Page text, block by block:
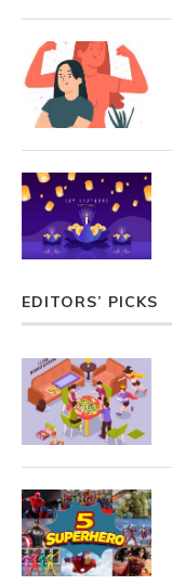
EDITORS’ PICKS